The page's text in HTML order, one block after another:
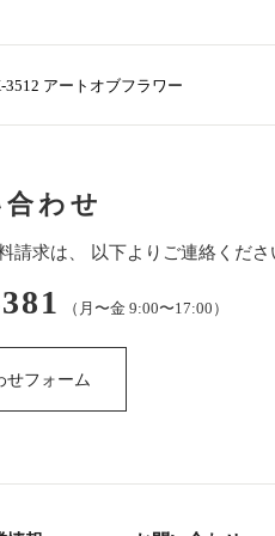
3512 アートオブフラワー
わせ
請求は、 以下よりご連絡くださ
（月〜金 9:00〜17:00）
せフォーム